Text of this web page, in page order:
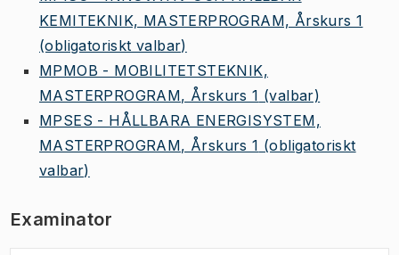
KEMITEKNIK, MASTERPROGRAM, Årskurs 1
(obligatoriskt valbar)
MPMOB - MOBILITETSTEKNIK,
MASTERPROGRAM, Årskurs 1 (valbar)
MPSES - HÅLLBARA ENERGISYSTEM,
MASTERPROGRAM, Årskurs 1 (obligatoriskt
valbar)
Examinator